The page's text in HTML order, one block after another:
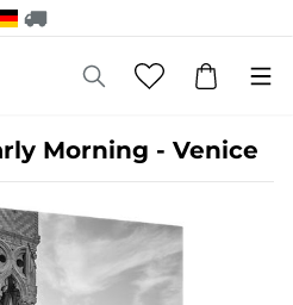
Morning - Venice